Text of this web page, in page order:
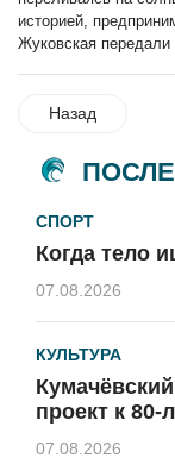
историей,
Жуковская передали
Назад
СПОРТ
Когда тело
07.08.2026
КУЛЬТУРА
проект к 80-
07.08.2026